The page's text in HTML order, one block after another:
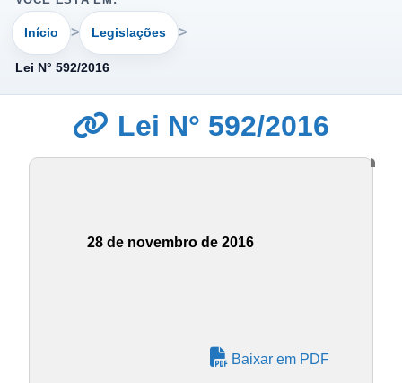
Início Legislações
Lei N° 592/2016
Lei N° 592/2016
28 de novembro de 2016
Baixar em PDF